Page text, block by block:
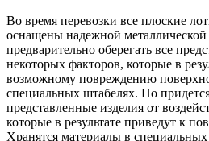
Во время перевозки все плоские
оснащены надежной
предварительно оберегать все
некоторых факторов, которые в
возможному повреждению
специальных штабелях. Но придется
представленные изделия от
которые в результате приведут к
Хранятся материалы в